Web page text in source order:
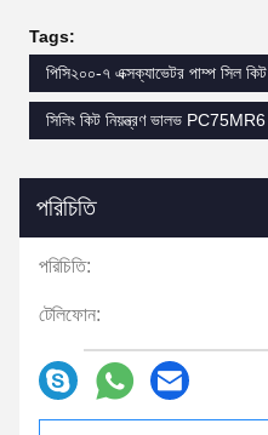
Tags:
পিসি২০০-৭ এক্সক্যাভেটর পাম্প সিল কিট
সিলিং কিট নিয়ন্ত্রণ ভালভ PC75MR6
পরিচিতি
পরিচিতি:
টেলিফোন: